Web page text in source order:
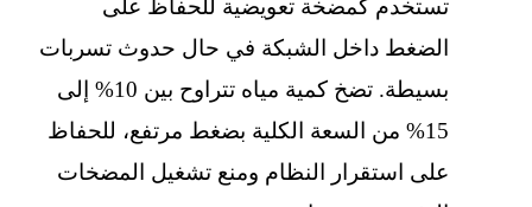
تستخدم كمضخة تعويضية للحفاظ على
الضغط داخل الشبكة في حال حدوث تسربات
بسيطة. تضخ كمية مياه تتراوح بين 10% إلى
15% من السعة الكلية بضغط مرتفع، للحفاظ
على استقرار النظام ومنع تشغيل المضخات